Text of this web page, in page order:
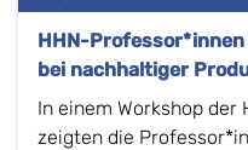
HHN-Professor*innen
bei nachhaltiger
In einem Workshop
zeigten die